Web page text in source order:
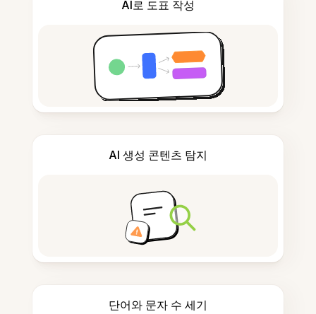
AI로 도표 작성
AI 생성 콘텐츠 탐지
단어와 문자 수 세기